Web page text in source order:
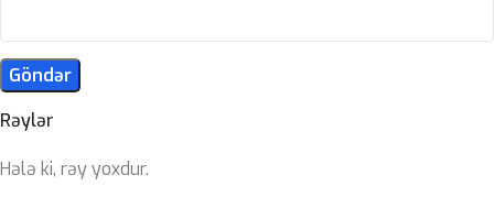
Rəylər
Hələ ki, rəy yoxdur.